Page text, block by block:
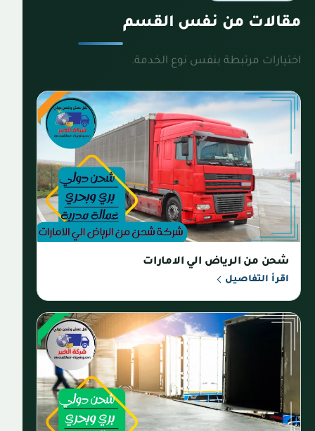
مقالات من نفس القسم
اختيارات مرتبطة بنفس نوع الخدمة.
شحن من الرياض الي الامارات
اقرأ التفاصيل